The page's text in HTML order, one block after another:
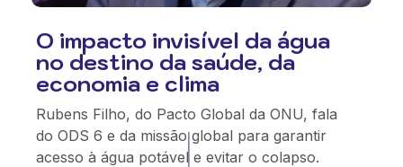
O impacto invisível da água
no destino da saúde, da
economia e clima
Rubens Filho, do Pacto Global da ONU, fala
do ODS 6 e da missão global para garantir
acesso à água potável e evitar o colapso.